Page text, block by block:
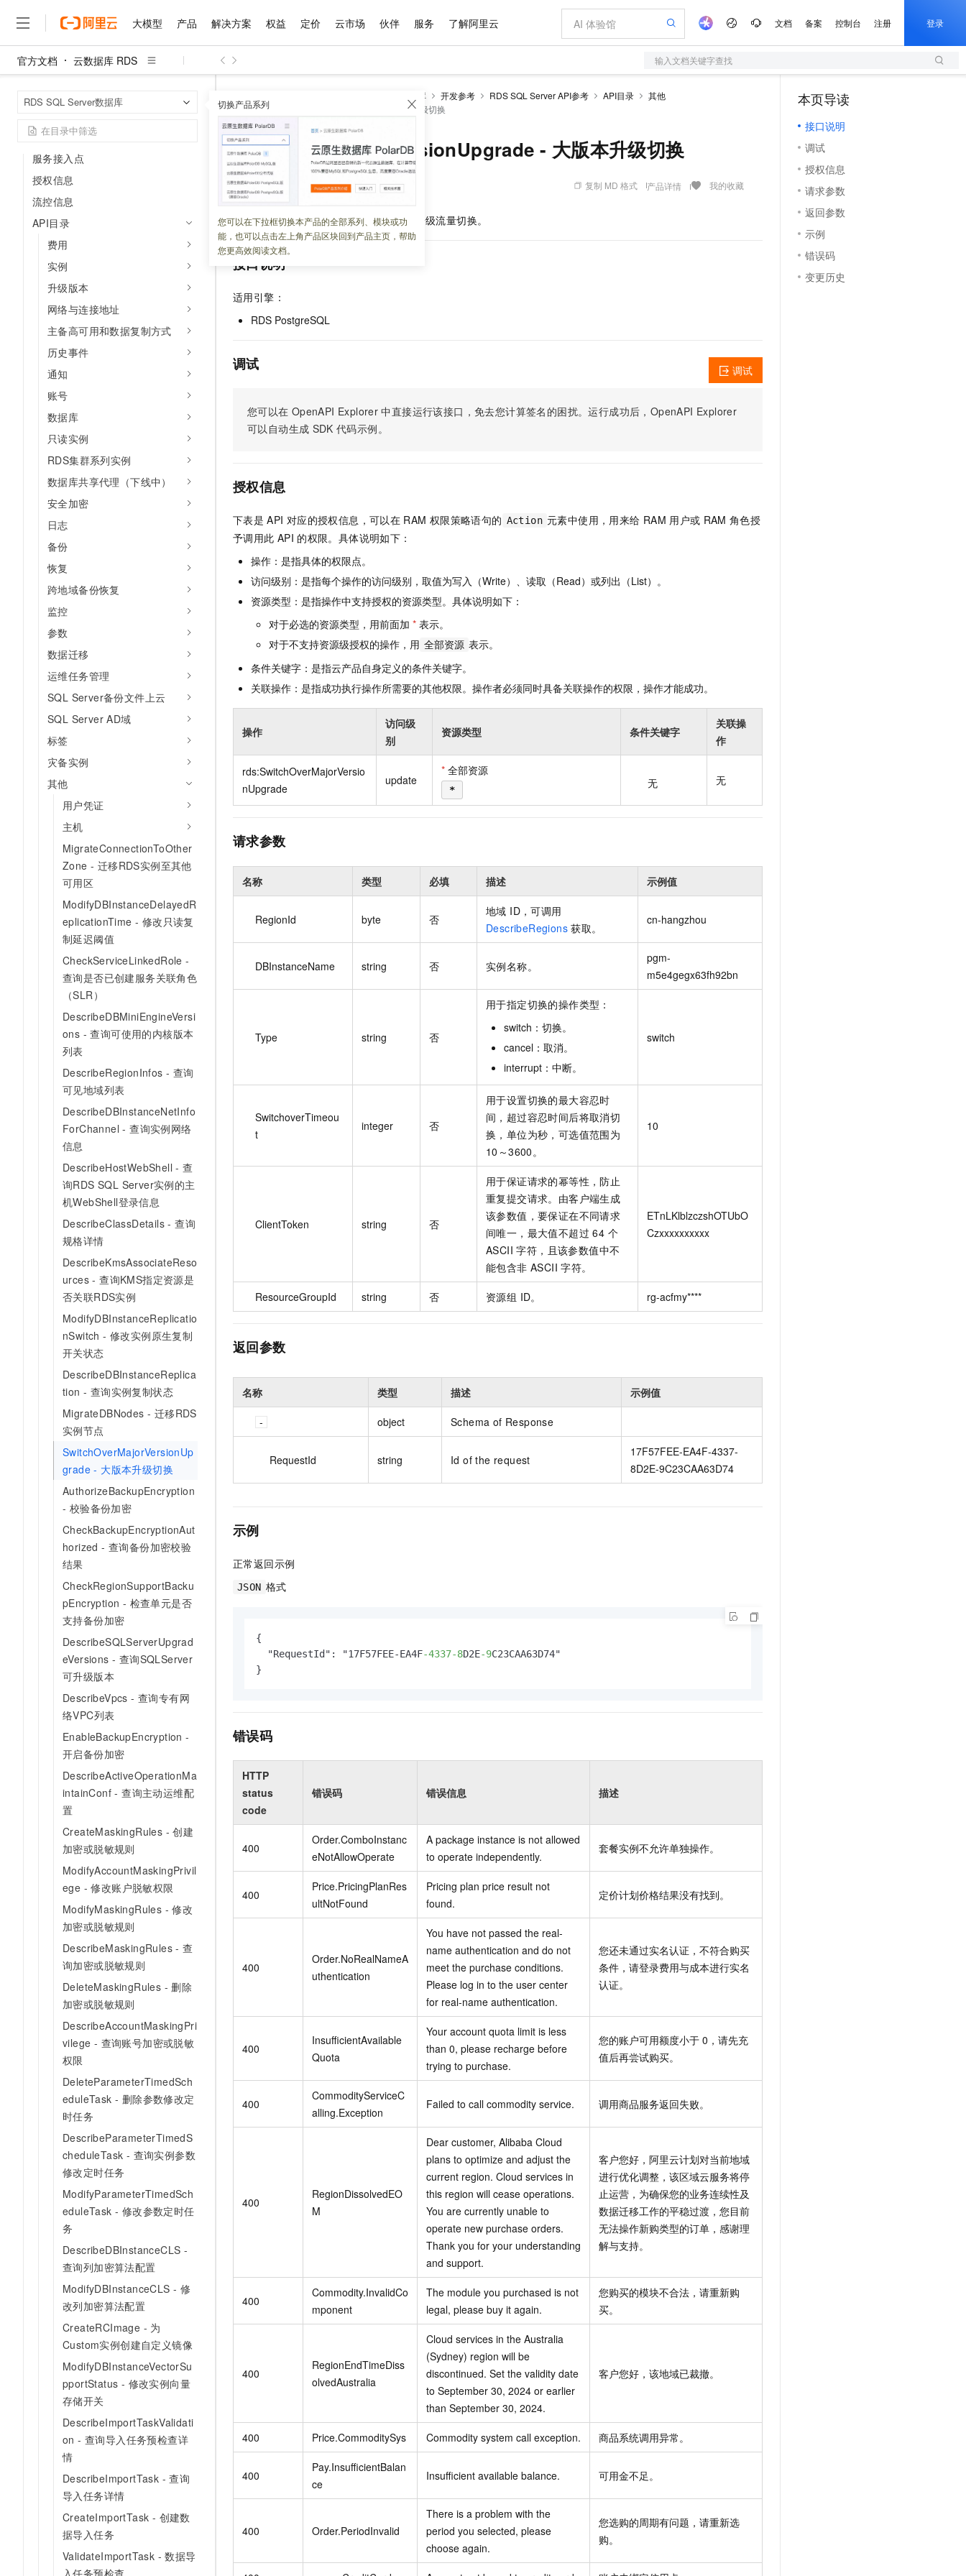
大模型 产品 解决方案 权益 定价 云市场 伙伴 服务 了解阿里云 文档 备案 控制台 注册 登录
官方文档 云数据库 RDS 输入文档关键字查找
RDS SQL Server数据库 切换产品系列
您可以在下拉框切换本产品的全部系列、模块或功
能，也可以点击左上角产品区块回到产品主页，帮助
您更高效阅读文档。
使用RAM进行访问控制
API概览
服务接入点
授权信息
流控信息
API目录
费用
实例
升级版本
网络与连接地址
主备高可用和数据复制方式
历史事件
通知
账号
数据库
只读实例
RDS集群系列实例
数据库共享代理（下线中）
安全加密
日志
备份
恢复
跨地域备份恢复
监控
参数
数据迁移
运维任务管理
SQL Server备份文件上云
SQL Server AD域
标签
灾备实例
其他
用户凭证
主机
MigrateConnectionToOther
Zone - 迁移RDS实例至其他
可用区
ModifyDBInstanceDelayedR
eplicationTime - 修改只读复
制延迟阈值
CheckServiceLinkedRole -
查询是否已创建服务关联角色
（SLR）
DescribeDBMiniEngineVersi
ons - 查询可使用的内核版本
列表
DescribeRegionInfos - 查询
可见地域列表
DescribeDBInstanceNetInfo
ForChannel - 查询实例网络
信息
DescribeHostWebShell - 查
询RDS SQL Server实例的主
机WebShell登录信息
DescribeClassDetails - 查询
规格详情
DescribeKmsAssociateReso
urces - 查询KMS指定资源是
否关联RDS实例
ModifyDBInstanceReplicatio
nSwitch - 修改实例原生复制
开关状态
DescribeDBInstanceReplica
tion - 查询实例复制状态
MigrateDBNodes - 迁移RDS
实例节点
SwitchOverMajorVersionUp
grade - 大版本升级切换
AuthorizeBackupEncryption
- 校验备份加密
CheckBackupEncryptionAut
horized - 查询备份加密校验
结果
CheckRegionSupportBacku
pEncryption - 检查单元是否
支持备份加密
DescribeSQLServerUpgrad
eVersions - 查询SQLServer
可升级版本
DescribeVpcs - 查询专有网
络VPC列表
EnableBackupEncryption -
开启备份加密
DescribeActiveOperationMa
intainConf - 查询主动运维配
置
CreateMaskingRules - 创建
加密或脱敏规则
ModifyAccountMaskingPrivil
ege - 修改账户脱敏权限
ModifyMaskingRules - 修改
加密或脱敏规则
DescribeMaskingRules - 查
询加密或脱敏规则
DeleteMaskingRules - 删除
加密或脱敏规则
DescribeAccountMaskingPri
vilege - 查询账号加密或脱敏
权限
DeleteParameterTimedSch
eduleTask - 删除参数修改定
时任务
DescribeParameterTimedS
cheduleTask - 查询实例参数
修改定时任务
ModifyParameterTimedSch
eduleTask - 修改参数定时任
务
DescribeDBInstanceCLS -
查询列加密算法配置
ModifyDBInstanceCLS - 修
改列加密算法配置
CreateRCImage - 为
Custom实例创建自定义镜像
ModifyDBInstanceVectorSu
pportStatus - 修改实例向量
存储开关
DescribeImportTaskValidati
on - 查询导入任务预检查详
情
DescribeImportTask - 查询
导入任务详情
CreateImportTask - 创建数
据导入任务
ValidateImportTask - 数据导
入任务预检查
RDS SQL Server数据库 开发参考 RDS SQL Server API参考 API目录
其他
SwitchOverMajorVersionUpgrade - 大版本升级切换
SwitchOverMajorVersionUpgrade - 大版本升级切换
更新时间：2026-04-15 21:49:36 复制 MD 格式 产品详情 我的收藏
用于 RDS PostgreSQL 的零停机大版本升级流量切换。
接口说明
适用引擎：
RDS PostgreSQL
调试
您可以在 OpenAPI Explorer 中直接运行该接口，免去您计算签名的困扰。运行成功后，OpenAPI Explorer
可以自动生成 SDK 代码示例。
调试
授权信息
下表是 API 对应的授权信息，可以在 RAM 权限策略语句的 Action 元素中使用，用来给 RAM 用户或 RAM 角色授
予调用此 API 的权限。具体说明如下：
操作：是指具体的权限点。
访问级别：是指每个操作的访问级别，取值为写入（Write）、读取（Read）或列出（List）。
资源类型：是指操作中支持授权的资源类型。具体说明如下：
对于必选的资源类型，用前面加 * 表示。
对于不支持资源级授权的操作，用 全部资源 表示。
条件关键字：是指云产品自身定义的条件关键字。
关联操作：是指成功执行操作所需要的其他权限。操作者必须同时具备关联操作的权限，操作才能成功。
操作
访问级
别
资源类型 条件关键字
关联操
作
rds:SwitchOverMajorVersio
nUpgrade
update
* 全部资源
* 无 无
请求参数
名称 类型 必填 描述 示例值
RegionId byte 否
地域 ID，可调用
DescribeRegions 获取。
cn-hangzhou
DBInstanceName string 否 实例名称。
pgm-
m5e4gegx63fh92bn
Type string 否
用于指定切换的操作类型：
switch：切换。
cancel：取消。
interrupt：中断。
switch
SwitchoverTimeou
t
integer 否
用于设置切换的最大容忍时
间，超过容忍时间后将取消切
换，单位为秒，可选值范围为
10～3600。
10
ClientToken string 否
用于保证请求的幂等性，防止
重复提交请求。由客户端生成
该参数值，要保证在不同请求
间唯一，最大值不超过 64 个
ASCII 字符，且该参数值中不
能包含非 ASCII 字符。
ETnLKlblzczshOTUbO
Czxxxxxxxxxx
ResourceGroupId string 否 资源组 ID。 rg-acfmy****
返回参数
名称 类型 描述 示例值
object Schema of Response
RequestId string Id of the request
17F57FEE-EA4F-4337-
8D2E-9C23CAA63D74
示例
正常返回示例
JSON 格式
{
  "RequestId": "17F57FEE-EA4F
-4337-8D2E-9C23CAA63D74"
}
错误码
HTTP
status
code
错误码 错误信息 描述
400
Order.ComboInstanc
eNotAllowOperate
A package instance is not allowed
to operate independently.
套餐实例不允许单独操作。
400
Price.PricingPlanRes
ultNotFound
Pricing plan price result not
found.
定价计划价格结果没有找到。
400
Order.NoRealNameA
uthentication
You have not passed the real-
name authentication and do not
meet the purchase conditions.
Please log in to the user center
for real-name authentication.
您还未通过实名认证，不符合购买
条件，请登录费用与成本进行实名
认证。
400
InsufficientAvailable
Quota
Your account quota limit is less
than 0, please recharge before
trying to purchase.
您的账户可用额度小于 0，请先充
值后再尝试购买。
400
CommodityServiceC
alling.Exception
Failed to call commodity service. 调用商品服务返回失败。
400
RegionDissolvedEO
M
Dear customer, Alibaba Cloud
plans to optimize and adjust the
current region. Cloud services in
this region will cease operations.
You are currently unable to
operate new purchase orders.
Thank you for your understanding
and support.
客户您好，阿里云计划对当前地域
进行优化调整，该区域云服务将停
止运营，为确保您的业务连续性及
数据迁移工作的平稳过渡，您目前
无法操作新购类型的订单，感谢理
解与支持。
400
Commodity.InvalidCo
mponent
The module you purchased is not
legal, please buy it again.
您购买的模块不合法，请重新购
买。
400
RegionEndTimeDiss
olvedAustralia
Cloud services in the Australia
(Sydney) region will be
discontinued. Set the validity date
to September 30, 2024 or earlier
than September 30, 2024.
客户您好，该地域已裁撤。
400 Price.CommoditySys Commodity system call exception. 商品系统调用异常。
400
Pay.InsufficientBalan
ce
Insufficient available balance. 可用金不足。
400 Order.PeriodInvalid
There is a problem with the
period you selected, please
choose again.
您选购的周期有问题，请重新选
购。
本页导读
接口说明
调试
授权信息
请求参数
返回参数
示例
错误码
变更历史
大模型
大模型服务平台百炼
大模型
文本生成
Qwen3.8-Max HOT
智能体时代全能旗舰模型
Qwen3.7-Plus
Kimi-K3 NEW
Kimi 最新旗舰模型，长程编程与推理利器
图片和视频生成 语音识别与合成
Qwen3-TTS-Flash
千问AI平台-Token Plan NEW
个人版上线、团队版降价；千问3.8-Max首发发尝鲜
新一代 AI 视频生成模型，深度适配广告营销等场景
大模型服务平台百炼-应用模版
AI Native 的算法工程平台，一站式完成建模、训练、推理服务部署
Qoder HOT
云端极速 AI 应用创作平台
大模型解决方案
快速部署 Dify，高效搭建 AI 应用
依托云原生高可用架构,实现Dify私有化部署
10 分钟在聊天系统中增加一个 AI 助手
在企业官网、通讯软件中为客户提供 AI 客服
即刻拥有 DeepSeek-R1 满血版
产品
精选产品
计算
容器
网络与CDN
安全
中间件
数据库
大数据计算
媒体服务
企业服务与云通信
终端用户计算
Serverless
迁移与运维管理
专有云
精选产品
大模型服务平台百炼
大模型服务与应用平台
千问大模型
多元化、高性能、安全可靠的大模型服务
无影云电脑
随时随地安全接入的云上超级电脑
云解析DNS
面向分析的企业级SaaS模式云数据仓库
域名与网站
对象存储 OSS
一站式AI开发、训练和推理服务
Qoder CN
云数据库 RDS
轻量应用服务器
数字证书管理服务（原SSL证书）
实现全站HTTPS，呈现可信的WEB访问
短信服务
大数据开发治理平台 DataWorks
解决方案
精选解决方案
互联网应用开发
大数据
安全
网络
上云与迁云
企业出海
精选解决方案
千问办公，解锁你的工作新方式
企业级Agent产品，直接交付可用成果
Agency Agents：拥有专属领域专家
多领域专家智能体,一键组建 AI 虚拟交付团队
HappyHorse 打造一站式影视创作平台
快速拥有专属 OpenClaw
睿译宝，AI翻译排版一步到位
GLM-5.2：长任务时代开源旗舰模型
自主进化，持久记忆，越用越聪明
Claude Code + GStack 打造工程团队
即刻拥有 DeepSeek-V4-Pro
一句话生成原生可编辑精美 PPT 文稿
输入一句话想法, 轻松生成专业的 PPT
一键部署幻兽帕鲁游戏服务器
一键购买专属联机服务器，轻松开启游戏
漫剧工坊：一站式动画创作平台
快速生产连贯的高质量长漫剧
10 分钟搭建微信、支付宝小程序
高效部署网站，快速应用到小程序
权益 普惠上云
普惠上云 官方力荐
云服务器38元/年起，超值低价云产品抢先购
官方推荐返现计划
推荐新用户得奖励，单订单最高返9万
云工开物
高校专属算力普惠，学生认证享300元代金券
免费试用
最高领取价值200元试用点，立即开启云上创新
大模型ACA认证体验
助力企业全员 AI 认知与能力提升
AI 特惠
智启 AI 普惠权益
阿里云 OPC 创新助力计划
至高百万元 Token 补贴，加速一人公司成长
Qwen3.8-Max 首发尝鲜，限时加量 10 倍，夜间低至2折
千问办公，限时限量积分加倍
AI 场景体验
AI 电商营销
AI 活动
AI 生产力先锋
先锋实践拓展 AI 生产力的边界
飞天发布时刻
所见，即是所愿
AI 实训营
从基础到进阶，Agent 创客手把手教你
创新加速
定价 产品定价
了解云产品的定价详情
云上成本管理
管理和优化成本
价格计算器
自助选配和估算价格
价格优势
推动算力普惠，释放技术红利
配置报价器
阿里云 OPC 创新助力计划
Token 补贴，五大权
益加速 OPC 成功
云市场 精选商城
网站建设
多端小程序
Salesforce 国际版订阅
友盟天域
观测云
Tuya 物联网平台阿里云版
蓝凌 OA
电子合同
畅捷通
AI空中课堂在线直播课堂（旗舰版）
生态解决方案
AI 开发和 AI 应用解决方案
数据与 API
数据集
身份实名认证
短信
OCR 文字识别
发票查验
OA 办公系统
基础软件
宝塔 Linux
CentOS
Docker
建站小程序
定制小程序
专业服务
公司注册
上云迁移
代维服务
伙伴 成为销售伙伴
分销伙伴
咨询伙伴
销售伙伴合作计划
Salesforce On Alibaba Cloud
Consulting Partner 合作计划
AI 大模型销售与服务生态合作计划
成为产品伙伴
产品生态集成认证中心
产品生态伙伴工作台
产品伙伴合作计划
云存储合作计划
数据库合作计划
服务伙伴合作计划
Al MaaS 服务伙伴赋能合作
伙伴信用分合作计划
更多支持
合作伙伴培训与认证
查询合作伙伴
登录合作伙伴管理后台
服务 售前咨询
在线服务
售后服务
自助服务
工单服务
短信专区
企业增值服务
企业支持计划
企业增值服务台
服务实践
阿里云认证
全部认证
训练营
开发者社区
镜像站
我要反馈
我要建议
我要投诉
了解阿里云 为什么选择阿里云
什么是云计算
技术领先
稳定可靠
安全合规
分析师报告
研究报告与白皮书
入门学习赛
最佳实践
云上春晚
云栖战略参考
云上的中国
看见新力量
金融模力时刻
市场活动
云栖大会
活动全景
加入我们
校园招聘